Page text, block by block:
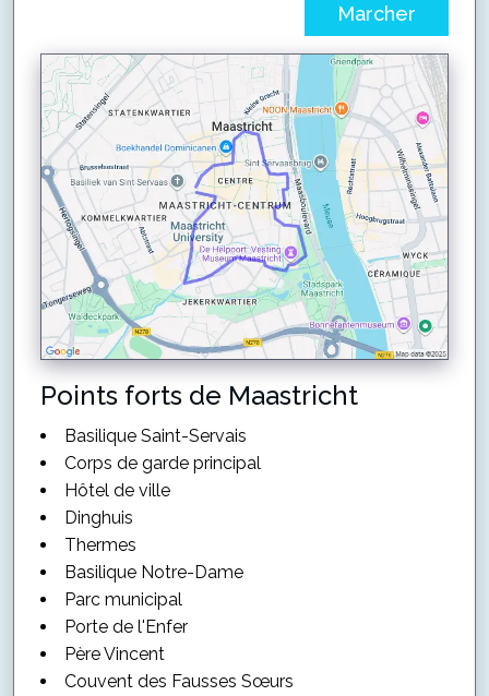
Marcher
Points forts de Maastricht
Basilique Saint-Servais
Corps de garde principal
Hôtel de ville
Dinghuis
Thermes
Basilique Notre-Dame
Parc municipal
Porte de l'Enfer
Père Vincent
Couvent des Fausses Sœurs